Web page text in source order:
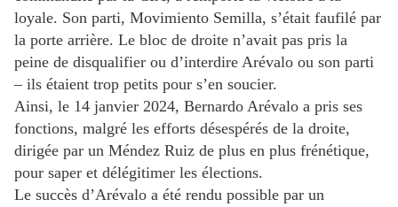
loyale. Son parti, Movimiento Semilla, s’était faufilé par
la porte arrière. Le bloc de droite n’avait pas pris la
peine de disqualifier ou d’interdire Arévalo ou son parti
– ils étaient trop petits pour s’en soucier.
Ainsi, le 14 janvier 2024, Bernardo Arévalo a pris ses
fonctions, malgré les efforts désespérés de la droite,
dirigée par un Méndez Ruiz de plus en plus frénétique,
pour saper et délégitimer les élections.
Le succès d’Arévalo a été rendu possible par un